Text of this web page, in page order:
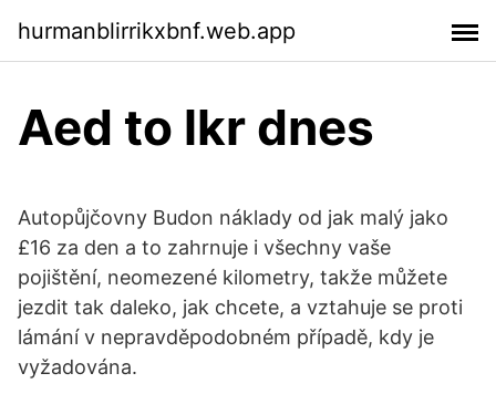
hurmanblirrikxbnf.web.app
Aed to lkr dnes
Autopůjčovny Budon náklady od jak malý jako
£16 za den a to zahrnuje i všechny vaše
pojištění, neomezené kilometry, takže můžete
jezdit tak daleko, jak chcete, a vztahuje se proti
lámání v nepravděpodobném případě, kdy je
vyžadována.